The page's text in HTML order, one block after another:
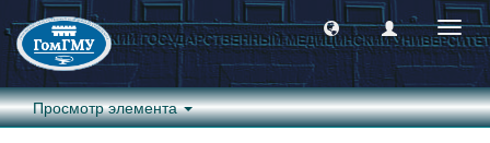
Просмотр элемента